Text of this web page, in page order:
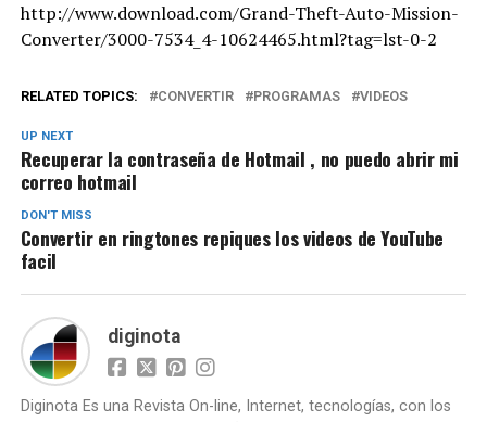
http://www.download.com/Grand-Theft-Auto-Mission-
Converter/3000-7534_4-10624465.html?tag=lst-0-2
RELATED TOPICS: CONVERTIR PROGRAMAS VIDEOS
UP NEXT
Recuperar la contraseña de Hotmail , no puedo abrir mi
correo hotmail
DON'T MISS
Convertir en ringtones repiques los videos de YouTube
facil
diginota
Diginota Es una Revista On-line, Internet, tecnologías, con los